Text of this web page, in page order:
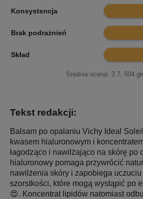
Konsystencja 8
Brak podrażnień 6.8
Skład 6.7
Średnia ocena: 3.7 504
Tekst redakcji:
Balsam po opalaniu Vichy Ideal
kwasem hialuronowym i
łagodząco i nawilżająco na skórę po
hialuronowy pomaga przywrócić
nawilżenia skóry i zapobiega
szorstkości, które mogą wystąpić po
😍. Koncentrat lipidów natomiast